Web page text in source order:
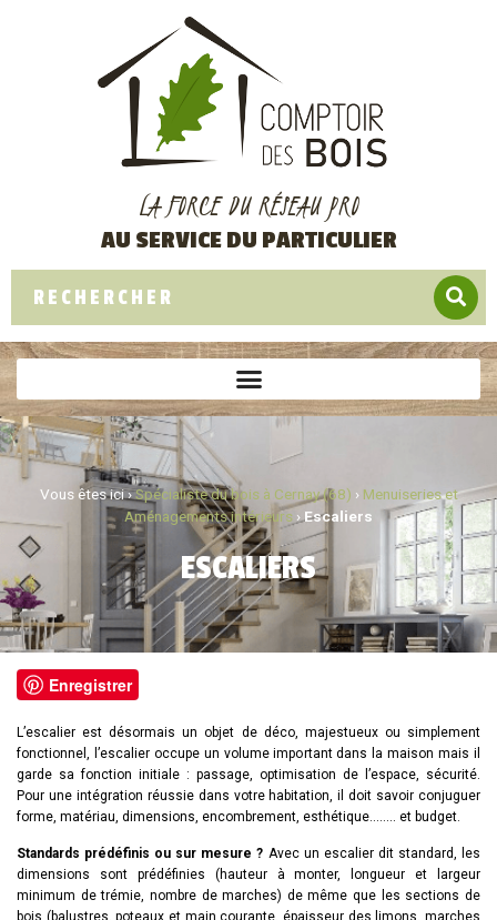
LA FORCE DU RÉSEAU PRO
AU SERVICE DU PARTICULIER
Vous êtes ici ›Spécialiste du bois à Cernay (68) › Menuiseries et
Aménagements intérieurs ›Escaliers
ESCALIERS
Enregistrer
L’escalier est désormais un objet de déco, majestueux ou simplement
fonctionnel, l’escalier occupe un volume important dans la maison mais il
garde sa fonction initiale : passage, optimisation de l’espace, sécurité.
Pour une intégration réussie dans votre habitation, il doit savoir conjuguer
forme, matériau, dimensions, encombrement, esthétique…….. et budget.
Standards prédéfinis ou sur mesure ? Avec un escalier dit standard, les
dimensions sont prédéfinies (hauteur à monter, longueur et largeur
minimum de trémie, nombre de marches) de même que les sections de